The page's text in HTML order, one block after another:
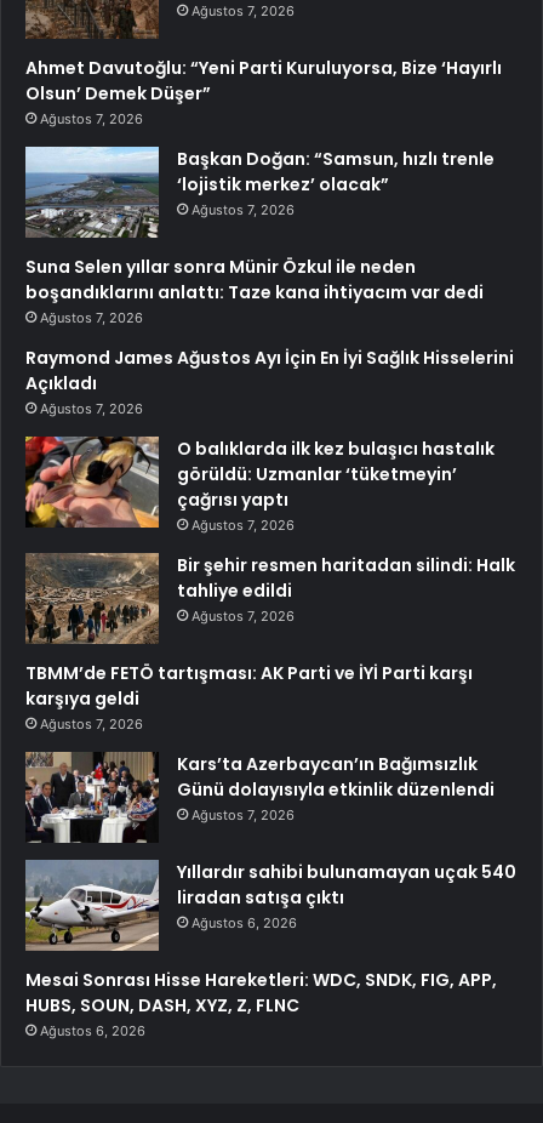
Ağustos 7, 2026
Ahmet Davutoğlu: “Yeni Parti Kuruluyorsa, Bize ‘Hayırlı
Olsun’ Demek Düşer”
Ağustos 7, 2026
Başkan Doğan: “Samsun, hızlı trenle
‘lojistik merkez’ olacak”
Ağustos 7, 2026
Suna Selen yıllar sonra Münir Özkul ile neden
boşandıklarını anlattı: Taze kana ihtiyacım var dedi
Ağustos 7, 2026
Raymond James Ağustos Ayı İçin En İyi Sağlık Hisselerini
Açıkladı
Ağustos 7, 2026
O balıklarda ilk kez bulaşıcı hastalık
görüldü: Uzmanlar ‘tüketmeyin’
çağrısı yaptı
Ağustos 7, 2026
Bir şehir resmen haritadan silindi: Halk
tahliye edildi
Ağustos 7, 2026
TBMM’de FETÖ tartışması: AK Parti ve İYİ Parti karşı
karşıya geldi
Ağustos 7, 2026
Kars’ta Azerbaycan’ın Bağımsızlık
Günü dolayısıyla etkinlik düzenlendi
Ağustos 7, 2026
Yıllardır sahibi bulunamayan uçak 540
liradan satışa çıktı
Ağustos 6, 2026
Mesai Sonrası Hisse Hareketleri: WDC, SNDK, FIG, APP,
HUBS, SOUN, DASH, XYZ, Z, FLNC
Ağustos 6, 2026